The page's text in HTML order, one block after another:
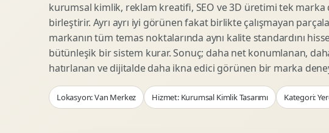
Logo Animasyonu
Mikro Animasyon Tasarimi
Reklam Motion Video
Arayuz Animasyonu
Sosyal Medya Motion
Webgl Deneyim Tasarimi
AI Gorsel Konsept
No Code Prototip
Veri Gorsellestirme
kurumsal kimlik, reklam kreatifi, SEO ve 3D üretimi tek marka
birleştirir. Ayrı ayrı iyi görünen fakat birlikte çalışmayan
markanın tüm temas noktalarında aynı kalite standardını
bütünleşik bir sistem kurar. Sonuç; daha net konumlanan,
hatırlanan ve dijitalde daha ikna edici görünen bir marka
Lokasyon: Van Merkez Hizmet: Kurumsal Kimlik Tasarımı Kategori: